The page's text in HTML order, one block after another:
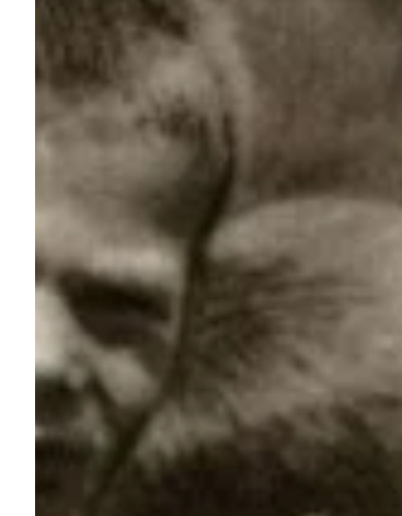
Cursos On line
Eventos
Podcast
Assine
Taba na Escola